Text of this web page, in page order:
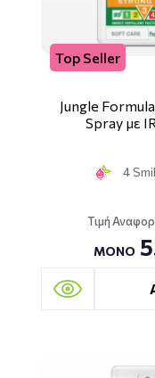
Top Seller
Jungle
Spray με
4
Τιμή
ΜΟΝΟ